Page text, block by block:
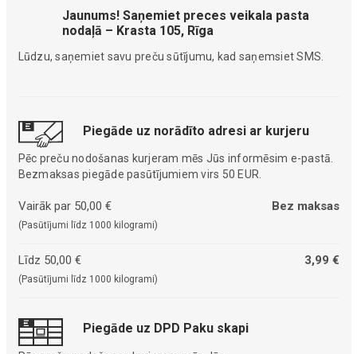
Jaunums! Saņemiet preces veikala pasta
nodaļā – Krasta 105, Rīga
Lūdzu, saņemiet savu preču sūtījumu, kad saņemsiet SMS.
Piegāde uz norādīto adresi ar kurjeru
Pēc preču nodošanas kurjeram mēs Jūs informēsim e-pastā.
Bezmaksas piegāde pasūtījumiem virs 50 EUR.
Vairāk par 50,00 €
(Pasūtījumi līdz 1000 kilogrami)
Bez maksas
Līdz 50,00 €
(Pasūtījumi līdz 1000 kilogrami)
3,99 €
Piegāde uz DPD Paku skapi